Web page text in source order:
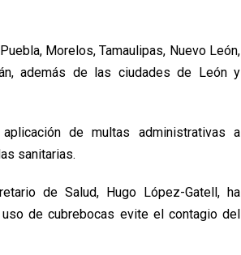
Morelos, Tamaulipas, Nuevo León,
además de las ciudades de León y
de multas administrativas a
sanitarias.
de Salud, Hugo López-Gatell, ha
de cubrebocas evite el contagio del